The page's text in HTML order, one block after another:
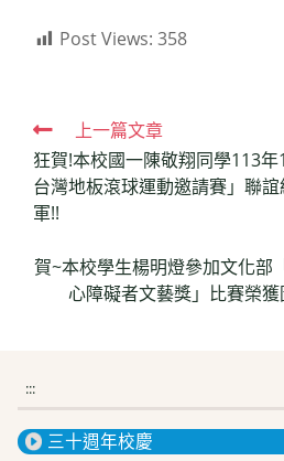
Post Views: 358
Read
more
articles
上一篇文章
狂賀!本校國一陳敬翔同學113
台灣地板滾球運動邀請賽」聯
軍!!
賀~本校學生楊明燈參加文化部
心障礙者文藝獎」比賽榮
:::
三十週年校慶